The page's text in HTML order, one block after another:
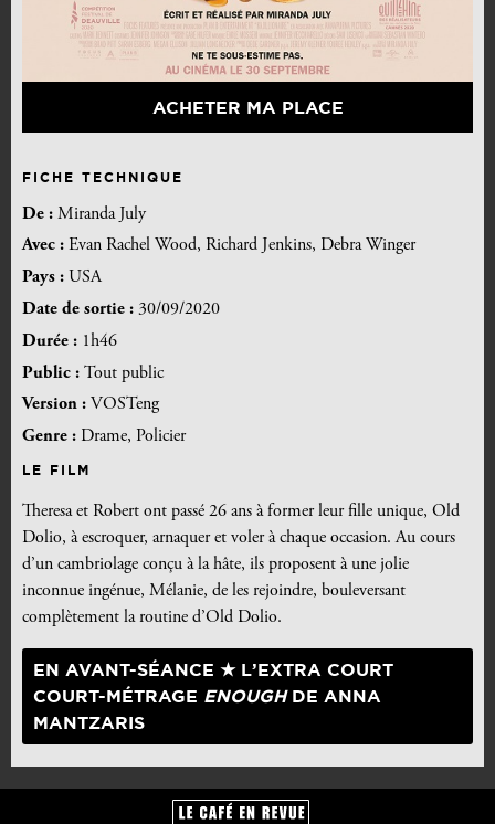
ACHETER MA PLACE
FICHE TECHNIQUE
De : Miranda July
Avec : Evan Rachel Wood, Richard Jenkins, Debra Winger
Pays : USA
Date de sortie : 30/09/2020
Durée : 1h46
Public : Tout public
Version : VOSTeng
Genre : Drame, Policier
LE FILM
Theresa et Robert ont passé 26 ans à former leur fille unique, Old
Dolio, à escroquer, arnaquer et voler à chaque occasion. Au cours
d’un cambriolage conçu à la hâte, ils proposent à une jolie
inconnue ingénue, Mélanie, de les rejoindre, bouleversant
complètement la routine d’Old Dolio.
EN AVANT-SÉANCE ★L’EXTRA COURT
COURT-MÉTRAGE ENOUGHDE ANNA
MANTZARIS